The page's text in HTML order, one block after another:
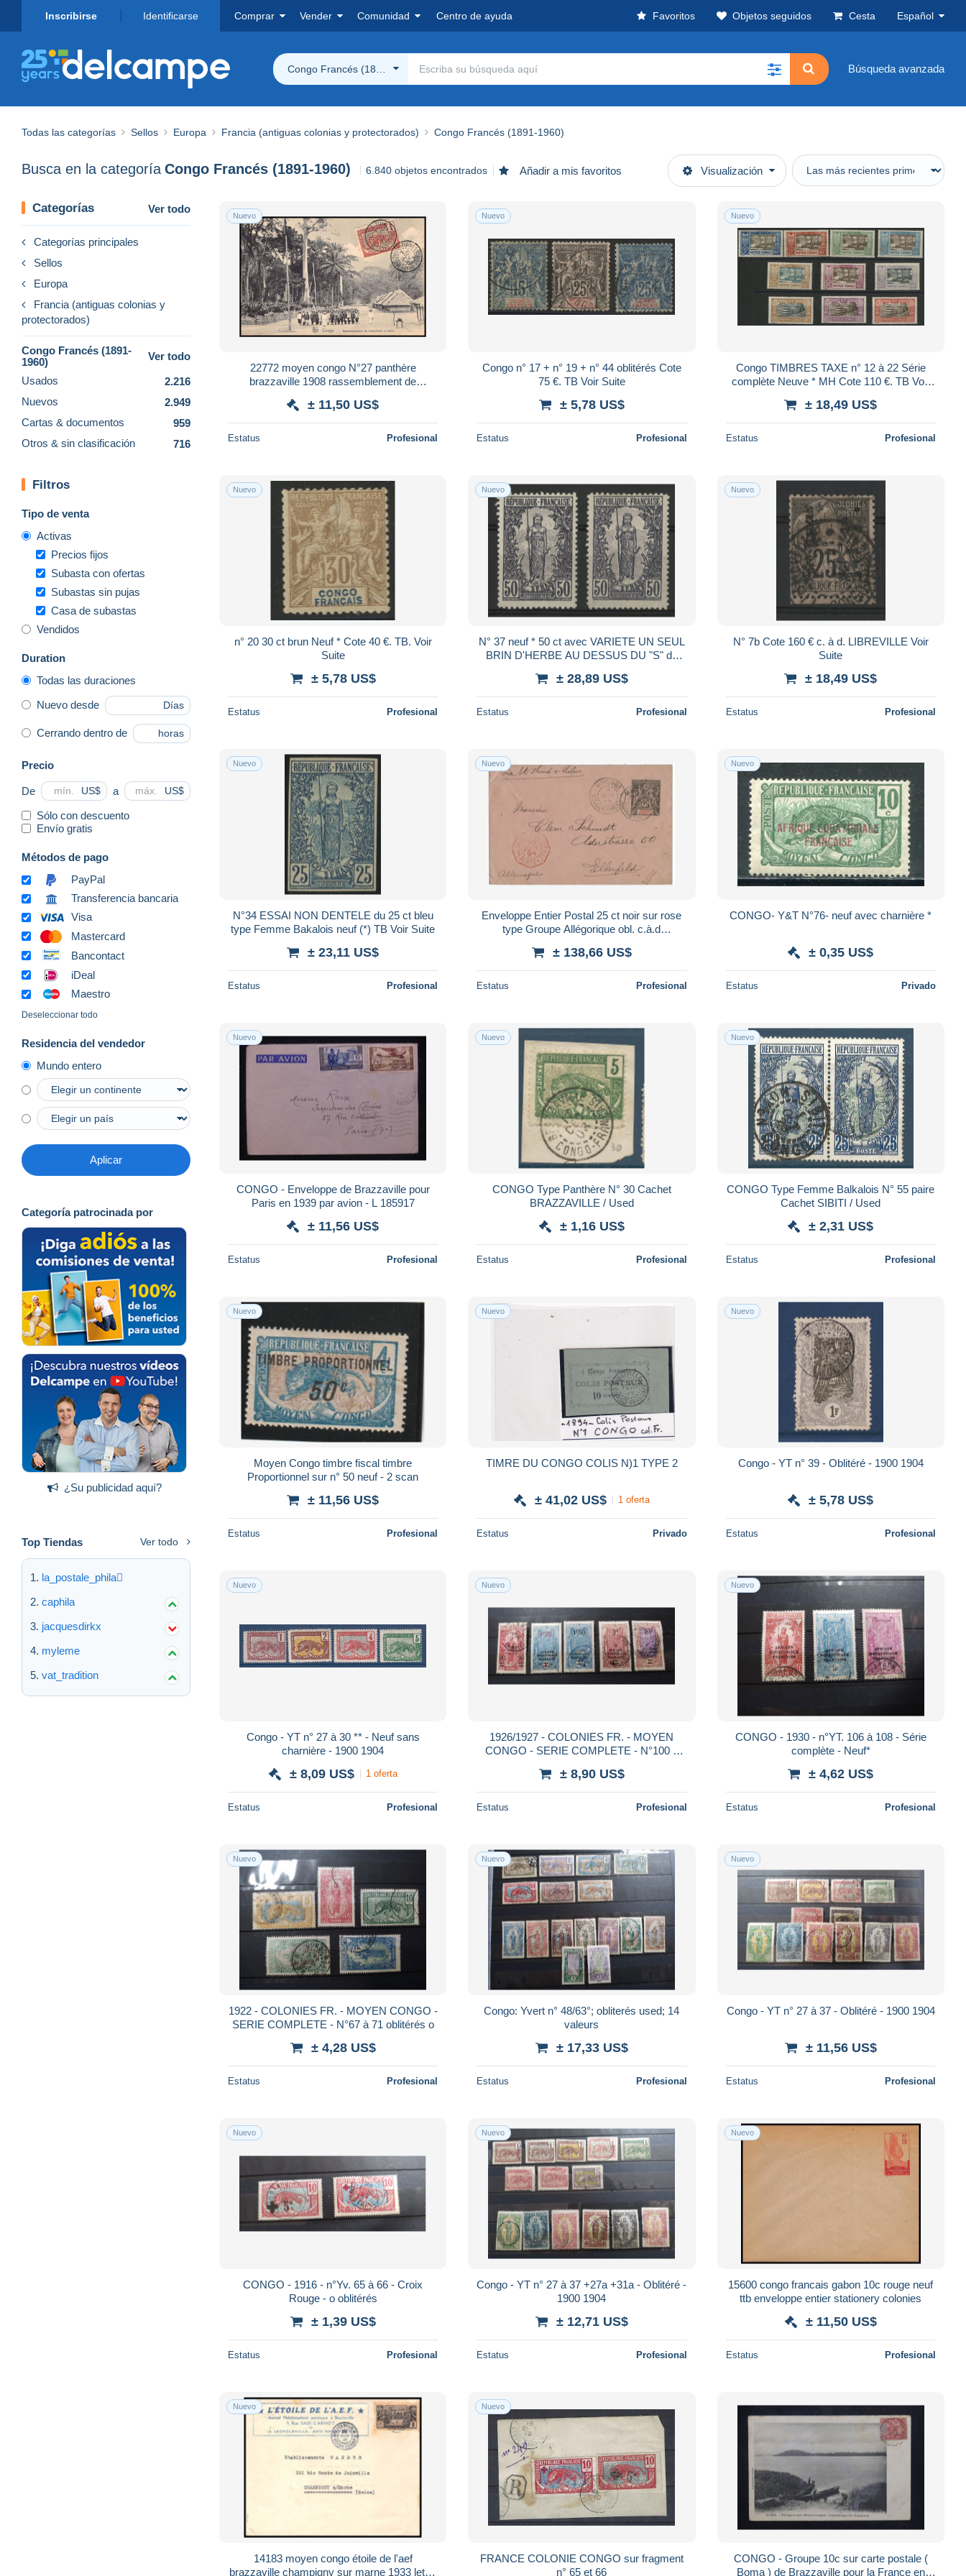
Inscribirse Identificarse Comprar Vender Comunidad Centro de ayuda Favoritos Objetos seguidos Cesta Español
Congo Francés (1891-1960) Búsqueda avanzada
Todas las categorías Sellos Europa Francia (antiguas colonias y protectorados) Congo Francés (1891-1960)
Busca en la categoría Congo Francés (1891-1960) 6.840 objetos encontrados Añadir a mis favoritos Visualización
Categorías Ver todo
Categorías principales
Sellos
Europa
Francia (antiguas colonias y
protectorados)
Congo Francés (1891-
1960)
Ver todo
Usados
2.216
Nuevos
2.949
Cartas & documentos
959
Otros & sin clasificación
716
Filtros
Tipo de venta
Activas
Precios fijos
Subasta con ofertas
Subastas sin pujas
Casa de subastas
Vendidos
Duration
Todas las duraciones
Nuevo desde Días
Cerrando dentro de horas
Precio
De US$ a US$
Sólo con descuento
Envío gratis
Métodos de pago
PayPal
Transferencia bancaria
Visa
Mastercard
Bancontact
iDeal
Maestro
Deseleccionar todo
Residencia del vendedor
Mundo entero
Aplicar
Categoría patrocinada por
¿Su publicidad aquí?
Top Tiendas Ver todo
la_postale_phila
caphila
jacquesdirkx
myleme
vat_tradition
Nuevo
22772 moyen congo N°27 panthère
brazzaville 1908 rassemblement de
± 11,50 US$
Estatus Profesional
Nuevo
Congo n° 17 + n° 19 + n° 44 oblitérés Cote
75 €. TB Voir Suite
± 5,78 US$
Estatus Profesional
Nuevo
Congo TIMBRES TAXE n° 12 à 22 Série
complète Neuve * MH Cote 110 €. TB Voir
± 18,49 US$
Estatus Profesional
Nuevo
n° 20 30 ct brun Neuf * Cote 40 €. TB. Voir
Suite
± 5,78 US$
Estatus Profesional
Nuevo
N° 37 neuf * 50 ct avec VARIETE UN SEUL
BRIN D'HERBE AU DESSUS DU "S" de
± 28,89 US$
Estatus Profesional
Nuevo
N° 7b Cote 160 € c. à d. LIBREVILLE Voir
Suite
± 18,49 US$
Estatus Profesional
Nuevo
N°34 ESSAI NON DENTELE du 25 ct bleu
type Femme Bakalois neuf (*) TB Voir Suite
± 23,11 US$
Estatus Profesional
Nuevo
Enveloppe Entier Postal 25 ct noir sur rose
type Groupe Allégorique obl. c.à.d
Voir Suite
± 138,66 US$
Estatus Profesional
Nuevo
CONGO- Y&T N°76- neuf avec charnière *
± 0,35 US$
Estatus Privado
Nuevo
CONGO - Enveloppe de Brazzaville pour
Paris en 1939 par avion - L 185917
± 11,56 US$
Estatus Profesional
Nuevo
CONGO Type Panthère N° 30 Cachet
BRAZZAVILLE / Used
± 1,16 US$
Estatus Profesional
Nuevo
CONGO Type Femme Balkalois N° 55 paire
Cachet SIBITI / Used
± 2,31 US$
Estatus Profesional
Nuevo
Moyen Congo timbre fiscal timbre
Proportionnel sur n° 50 neuf - 2 scan
± 11,56 US$
Estatus Profesional
Nuevo
TIMRE DU CONGO COLIS N)1 TYPE 2
± 41,02 US$ 1 oferta
Estatus Privado
Nuevo
Congo - YT n° 39 - Oblitéré - 1900 1904
± 5,78 US$
Estatus Profesional
Nuevo
Congo - YT n° 27 à 30 ** - Neuf sans
charnière - 1900 1904
± 8,09 US$ 1 oferta
Estatus Profesional
Nuevo
1926/1927 - COLONIES FR. - MOYEN
CONGO - SERIE COMPLETE - N°100 à
± 8,90 US$
Estatus Profesional
Nuevo
CONGO - 1930 - n°YT. 106 à 108 - Série
complète - Neuf*
± 4,62 US$
Estatus Profesional
Nuevo
1922 - COLONIES FR. - MOYEN CONGO -
SERIE COMPLETE - N°67 à 71 oblitérés o
± 4,28 US$
Estatus Profesional
Nuevo
Congo: Yvert n° 48/63°; obliterés used; 14
valeurs
± 17,33 US$
Estatus Profesional
Nuevo
Congo - YT n° 27 à 37 - Oblitéré - 1900 1904
± 11,56 US$
Estatus Profesional
Nuevo
CONGO - 1916 - n°Yv. 65 à 66 - Croix
Rouge - o oblitérés
± 1,39 US$
Estatus Profesional
Nuevo
Congo - YT n° 27 à 37 +27a +31a - Oblitéré -
1900 1904
± 12,71 US$
Estatus Profesional
Nuevo
15600 congo francais gabon 10c rouge neuf
ttb enveloppe entier stationery colonies
± 11,50 US$
Estatus Profesional
Nuevo
14183 moyen congo étoile de l'aef
brazzaville champigny sur marne 1933 lettre
Nuevo
FRANCE COLONIE CONGO sur fragment
n° 65 et 66
CONGO - Groupe 10c sur carte postale (
Boma ) de Brazzaville pour la France en